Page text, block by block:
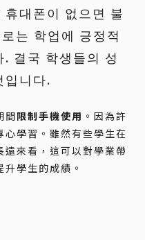
대폰이 없으면 불
는 학업에 긍정적
결국 학생들의 성
입니다.
間限制手機使用 。因為許
學習。雖然有些學生在
來看，這可以對學業帶
學生的成績。